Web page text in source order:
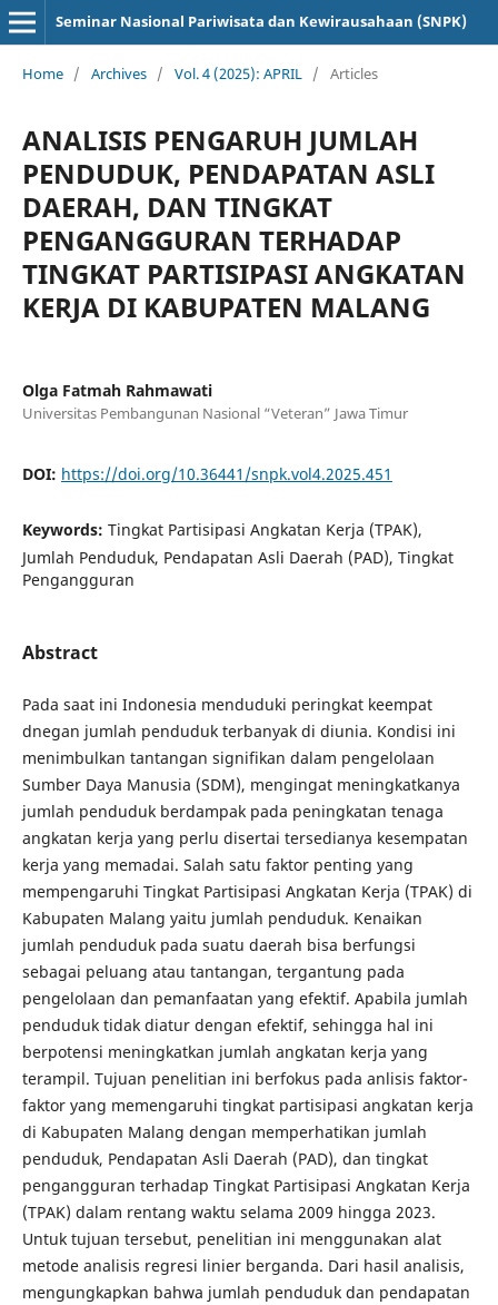
Seminar Nasional Pariwisata dan Kewirausahaan (SNPK)
Home / Archives / Vol. 4 (2025): APRIL / Articles
ANALISIS PENGARUH JUMLAH
PENDUDUK, PENDAPATAN ASLI
DAERAH, DAN TINGKAT
PENGANGGURAN TERHADAP
TINGKAT PARTISIPASI ANGKATAN
KERJA DI KABUPATEN MALANG
Olga Fatmah Rahmawati
Universitas Pembangunan Nasional “Veteran” Jawa Timur
DOI: https://doi.org/10.36441/snpk.vol4.2025.451
Keywords: Tingkat Partisipasi Angkatan Kerja (TPAK),
Jumlah Penduduk, Pendapatan Asli Daerah (PAD), Tingkat
Pengangguran
Abstract
Pada saat ini Indonesia menduduki peringkat keempat
dnegan jumlah penduduk terbanyak di diunia. Kondisi ini
menimbulkan tantangan signifikan dalam pengelolaan
Sumber Daya Manusia (SDM), mengingat meningkatkanya
jumlah penduduk berdampak pada peningkatan tenaga
angkatan kerja yang perlu disertai tersedianya kesempatan
kerja yang memadai. Salah satu faktor penting yang
mempengaruhi Tingkat Partisipasi Angkatan Kerja (TPAK) di
Kabupaten Malang yaitu jumlah penduduk. Kenaikan
jumlah penduduk pada suatu daerah bisa berfungsi
sebagai peluang atau tantangan, tergantung pada
pengelolaan dan pemanfaatan yang efektif. Apabila jumlah
penduduk tidak diatur dengan efektif, sehingga hal ini
berpotensi meningkatkan jumlah angkatan kerja yang
terampil. Tujuan penelitian ini berfokus pada anlisis faktor-
faktor yang memengaruhi tingkat partisipasi angkatan kerja
di Kabupaten Malang dengan memperhatikan jumlah
penduduk, Pendapatan Asli Daerah (PAD), dan tingkat
pengangguran terhadap Tingkat Partisipasi Angkatan Kerja
(TPAK) dalam rentang waktu selama 2009 hingga 2023.
Untuk tujuan tersebut, penelitian ini menggunakan alat
metode analisis regresi linier berganda. Dari hasil analisis,
mengungkapkan bahwa jumlah penduduk dan pendapatan